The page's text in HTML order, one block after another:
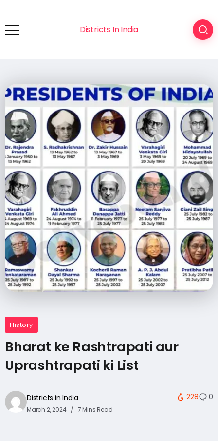
Districts In India
History
Bharat ke Rashtrapati aur
Uprashtrapati ki List
Districts in India
March 2, 2024 7 Mins Read
228 0